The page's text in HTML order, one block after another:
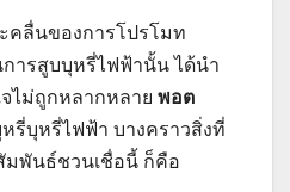
คลื่นของการโปรโมท
ารสูบบุหรี่ไฟฟ้านั้น ได้นำ
ไม่ถูกหลากหลาย พอต
รี่บุหรี่ไฟฟ้า บางคราวสิ่งที่
มพันธ์ชวนเชื่อนี้ ก็คือ